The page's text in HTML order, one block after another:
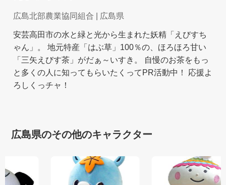
広島北部農業協同組合 | 広島県
安芸高田市の水と緑と光から生まれた妖精「えびすち
ゃん」。 地元特産「はぶ草」100％の、ほろほろ甘い
「三矢えびす茶」がだぁ～いすき。 自慢のお茶をもっ
と多くの人に知ってもらいたくってPR活動中！ 応援よ
ろしくっチャ！
広島県のその他のキャラクター